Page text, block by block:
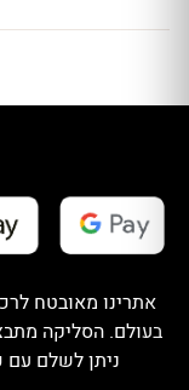
ניתן לשלם עם